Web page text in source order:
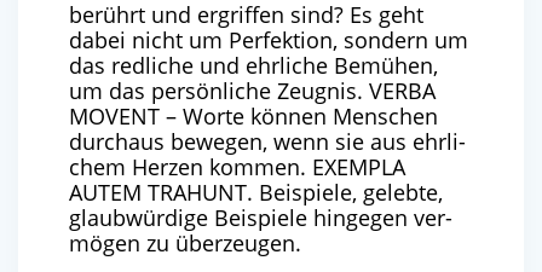
berührt und ergrif­fen sind? Es geht
dabei nicht um Per­fek­ti­on, son­dern um
das red­li­che und ehr­li­che Bemü­hen,
um das per­sön­li­che Zeug­nis. VER­BA
MOVENT – Wor­te kön­nen Men­schen
durch­aus bewe­gen, wenn sie aus ehr­li­
chem Her­zen kom­men. EXEM­P­LA
AUTEM TRAH­UNT. Bei­spie­le, geleb­te,
glaub­wür­di­ge Bei­spie­le hin­ge­gen ver­
mö­gen zu überzeugen.